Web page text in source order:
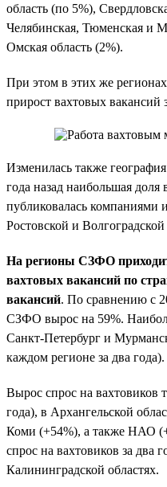
область (по 5%),
Челябинская, Тюменская и
Омская область (2%).
При этом в этих же
прирост вахтовых вакансий
Изменилась также
года назад наибольшая доля
публиковалась компаниями
Ростовской и Волгоградской
На регионы СЗФО
вахтовых вакансий по
вакансий. По сравнению с
СЗФО вырос на 59%.
Санкт-Петербург и
каждом регионе за два года).
Вырос спрос на вахтовиков
года), в Архангельской
Коми (+54%), а также НАО
спрос на вахтовиков за два
Калининградской областях.